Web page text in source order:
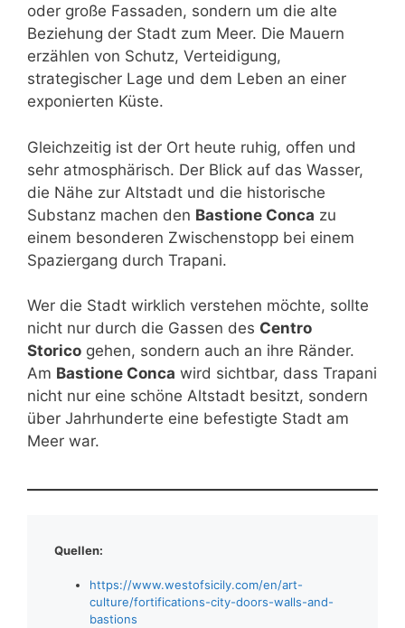
oder große Fassaden, sondern um die alte
Beziehung der Stadt zum Meer. Die Mauern
erzählen von Schutz, Verteidigung,
strategischer Lage und dem Leben an einer
exponierten Küste.
Gleichzeitig ist der Ort heute ruhig, offen und
sehr atmosphärisch. Der Blick auf das Wasser,
die Nähe zur Altstadt und die historische
Substanz machen den Bastione Conca zu
einem besonderen Zwischenstopp bei einem
Spaziergang durch Trapani.
Wer die Stadt wirklich verstehen möchte, sollte
nicht nur durch die Gassen des Centro
Storico gehen, sondern auch an ihre Ränder.
Am Bastione Conca wird sichtbar, dass Trapani
nicht nur eine schöne Altstadt besitzt, sondern
über Jahrhunderte eine befestigte Stadt am
Meer war.
Quellen:
https://www.westofsicily.com/en/art-
culture/fortifications-city-doors-walls-and-
bastions